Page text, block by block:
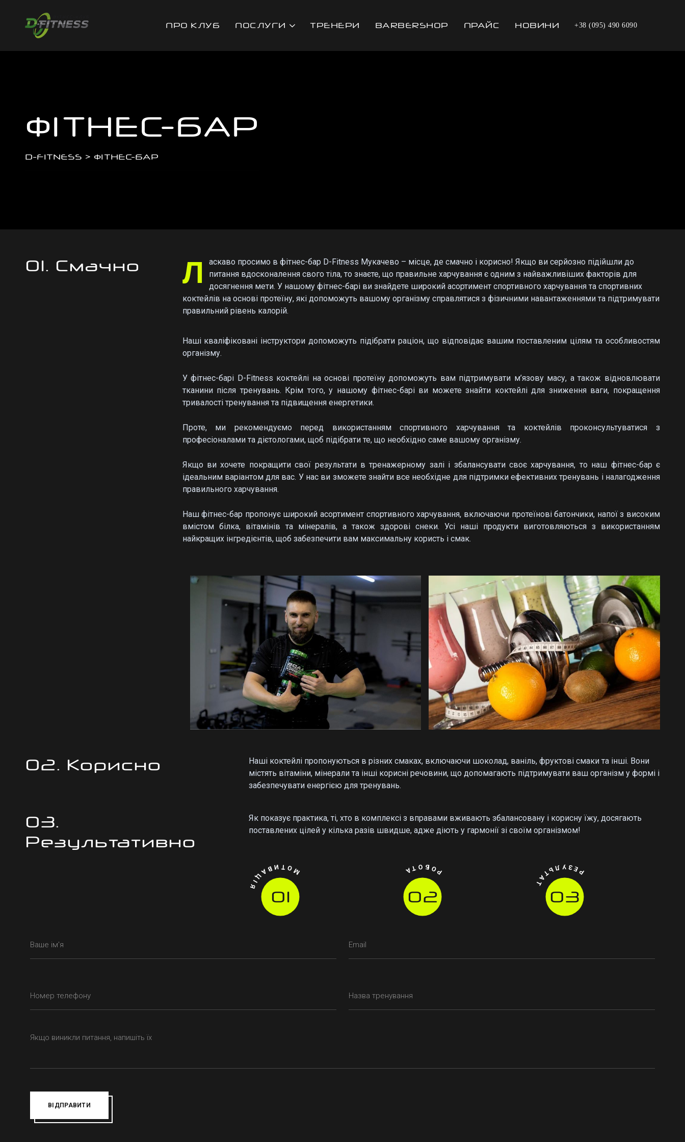
ПРО КЛУБ ПОСЛУГИ ТРЕНЕРИ BARBERSHOР ПРАЙС НОВИНИ +38 (095) 490 6090
ФІТНЕС-БАР
D-FITNESS > ФІТНЕС-БАР
01. Смачно Л
аскаво просимо в фітнес-бар D-Fitness Мукачево – місце, де смачно і корисно! Якщо ви серйозно підійшли до
питання вдосконалення свого тіла, то знаєте, що правильне харчування є одним з найважливіших факторів для
досягнення мети. У нашому фітнес-барі ви знайдете широкий асортимент спортивного харчування та спортивних
коктейлів на основі протеїну, які допоможуть вашому організму справлятися з фізичними навантаженнями та підтримувати
правильний рівень калорій.
Наші кваліфіковані інструктори допоможуть підібрати раціон, що відповідає вашим поставленим цілям та особливостям
організму.
У фітнес-барі D-Fitness коктейлі на основі протеїну допоможуть вам підтримувати м’язову масу, а також відновлювати
тканини після тренувань. Крім того, у нашому фітнес-барі ви можете знайти коктейлі для зниження ваги, покращення
тривалості тренування та підвищення енергетики.
Проте, ми рекомендуємо перед використанням спортивного харчування та коктейлів проконсультуватися з
професіоналами та дієтологами, щоб підібрати те, що необхідно саме вашому організму.
Якщо ви хочете покращити свої результати в тренажерному залі і збалансувати своє харчування, то наш фітнес-бар є
ідеальним варіантом для вас. У нас ви зможете знайти все необхідне для підтримки ефективних тренувань і налагодження
правильного харчування.
Наш фітнес-бар пропонує широкий асортимент спортивного харчування, включаючи протеїнові батончики, напої з високим
вмістом білка, вітамінів та мінералів, а також здорові снеки. Усі наші продукти виготовляються з використанням
найкращих інгредієнтів, щоб забезпечити вам максимальну користь і смак.
02. Корисно
Наші коктейлі пропонуються в різних смаках, включаючи шоколад, ваніль, фруктові смаки та інші. Вони
містять вітаміни, мінерали та інші корисні речовини, що допомагають підтримувати ваш організм у формі і
забезпечувати енергією для тренувань.
03.
Результативно
Як показує практика, ті, хто в комплексі з вправами вживають збалансовану і корисну їжу, досягають
поставлених цілей у кілька разів швидше, адже діють у гармонії зі своїм організмом!
01
МОТИВАЦІЯ 02
РОБОТА
03
РЕЗУЛЬТАТ
ВІДПРАВИТИ